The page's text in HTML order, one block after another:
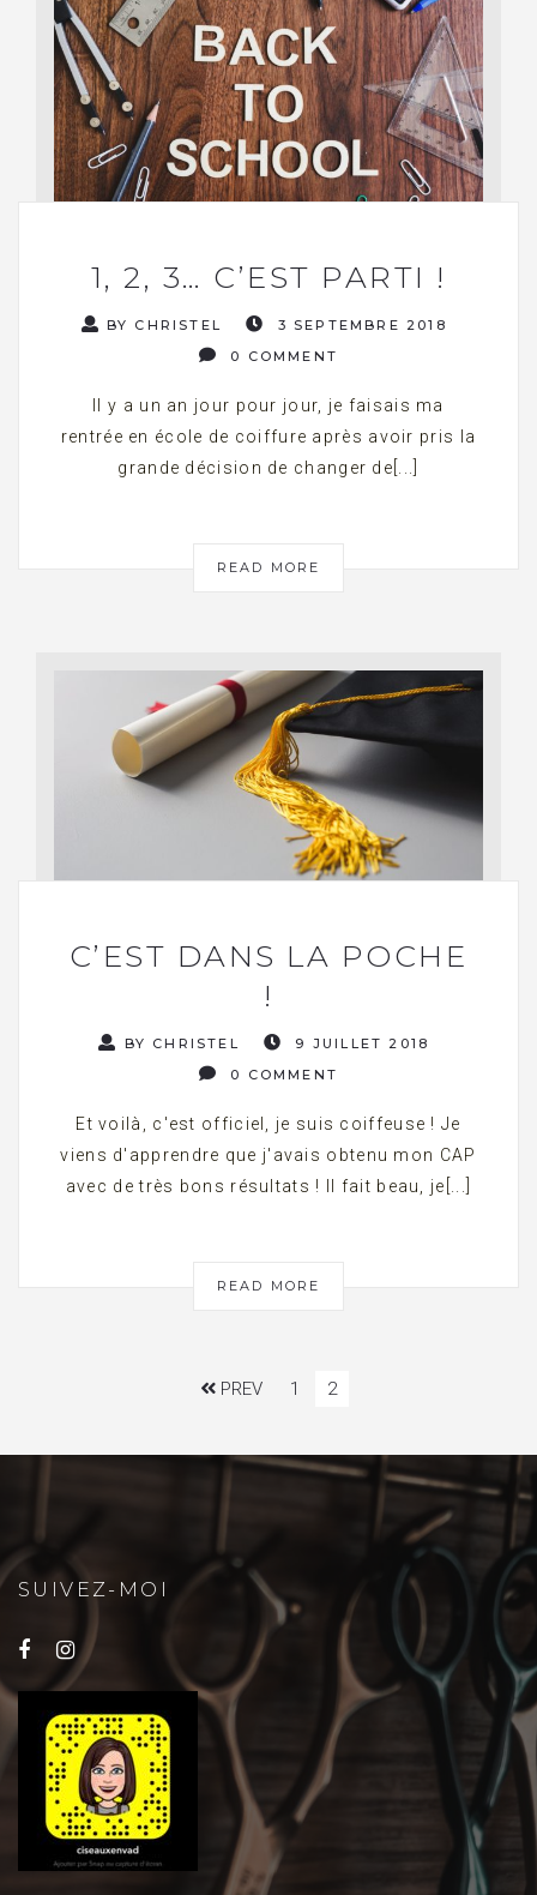
1, 2, 3… C’EST PARTI !
BY CHRISTEL
3 SEPTEMBRE 2018
0 COMMENT
Il y a un an jour pour jour, je faisais ma
rentrée en école de coiffure après avoir pris la
grande décision de changer de[...]
READ MORE
C’EST DANS LA POCHE
!
BY CHRISTEL
9 JUILLET 2018
0 COMMENT
Et voilà, c'est officiel, je suis coiffeuse ! Je
viens d'apprendre que j'avais obtenu mon CAP
avec de très bons résultats ! Il fait beau, je[...]
READ MORE
PREV 1 2
SUIVEZ-MOI